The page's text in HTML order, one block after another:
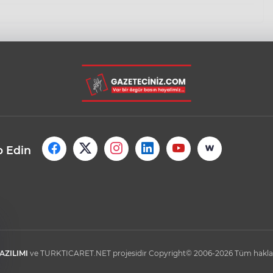
Edin
ve TURKTICARET.NET projesidir Copyright© 2006-2026 Tüm